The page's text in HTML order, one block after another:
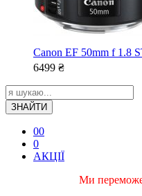
Canon EF 50mm f 1.8
6499 ₴
ЗНАЙТИ
00
0
АКЦІЇ
Ми